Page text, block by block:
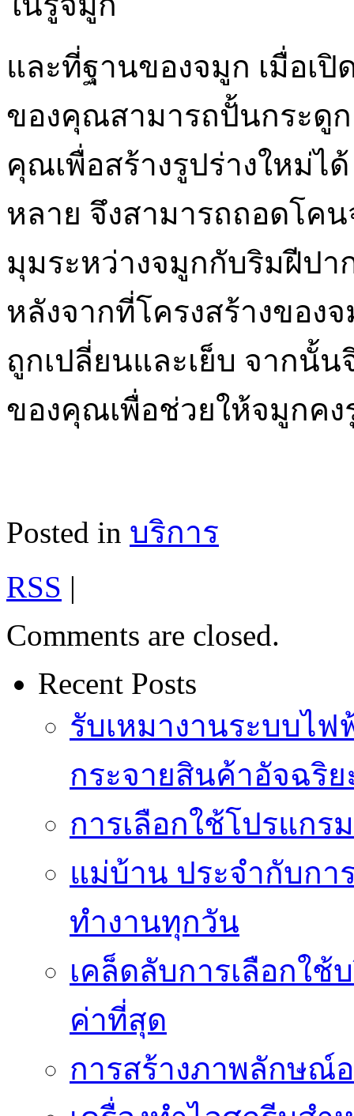
และที่ฐานของจมูก เมื่อเ
ของคุณสามารถปั้นกระดู
คุณเพื่อสร้างรูปร่างใหม่ไ
หลาย จึงสามารถถอดโค
มุมระหว่างจมูกกับริมฝีปา
หลังจากที่โครงสร้างของ
ถูกเปลี่ยนและเย็บ จากนั้
ของคุณเพื่อช่วยให้จมูกค
Posted in บริการ
RSS |
Comments are closed.
Recent Posts
รับเหมางานระบบไ
กระจายสินค้าอัจฉริย
การเลือกใช้โปรแกร
แม่บ้าน ประจำกับกา
ทำงานทุกวัน
เคล็ดลับการเลือกใช้
ค่าที่สุด
การสร้างภาพลักษณ์